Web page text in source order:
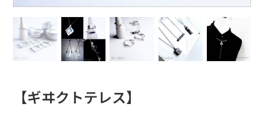
【ギヰクトテレス】